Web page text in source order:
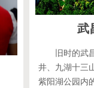
武
旧时的武
井、九湖十三
紫阳湖公园内